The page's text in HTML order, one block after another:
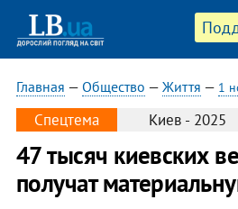
Главная — Общество — Життя — 1
Спецтема Киев - 2025
​47 тысяч киевских
получат